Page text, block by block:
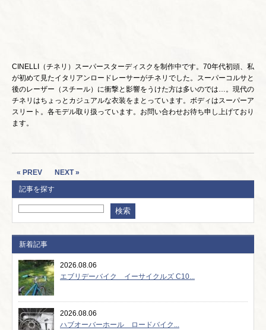
CINELLI（チネリ）スーパースターディスクを制作中です。70年代初頭、私
が初めて見たイタリアンロードレーサーがチネリでした。スーパーコルサと
後のレーザー（スチール）に衝撃と影響をうけた方は多いのでは…。現代の
チネリはちょっとカジュアルな衣装をまとっています。ボディはスーパーア
スリート。各モデル取り扱っています。お問い合わせお待ち申し上げており
ます。
« PREV
NEXT »
記事を探す
新着記事
2026.08.06
エブリデーバイク イーサイクルズ C10...
2026.08.06
ハブオーバーホール ロードバイク...